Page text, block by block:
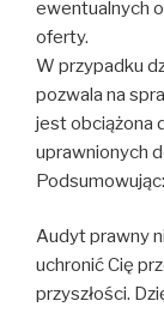
ewentualnych
oferty.
W przypadku
pozwala na
jest obciążona
uprawnionych
Podsumowując:
Audyt prawny
uchronić Cię
przyszłości.